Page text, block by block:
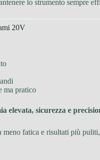
lo strumento sempre
20V
ma pratico
elevata, sicurezza e
meno fatica e risultati più